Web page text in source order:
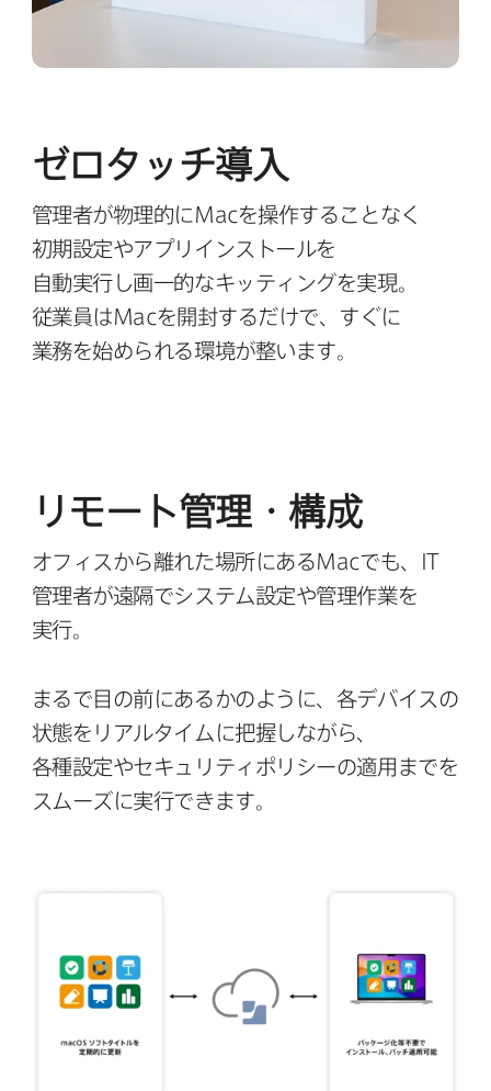
ゼロタッチ導入
管理者が​物理的に Macを​操作する​ことなく​
初期設定や​アプリインストールを​
自動実行し画一的な​キッティングを​実現。
従業員はMacを​開封するだけで、​すぐに​
業務を​始められる​環境が​整います。
リモート管理・構成
オフィスから​離れた​場所に​あるMacでも、
IT
管理者が​遠隔で​システム設定や​管理作業を​
実行。
まるで​⽬の​前に​あるかのように、​各デバイスの​
状態を​リアルタイムに​把握しながら、​
各種設定や​セキュリティポリシーの​適⽤までを​
スムーズに​実⾏できます。